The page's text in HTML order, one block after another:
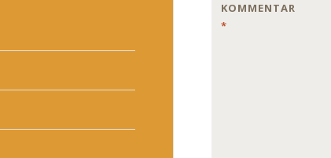
KOMMENTAR
*